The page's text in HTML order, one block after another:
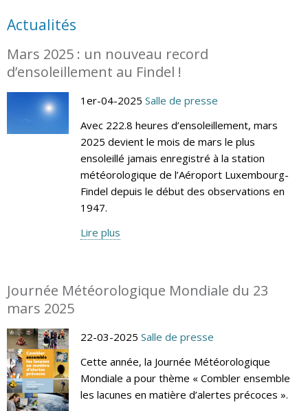
Actualités
Mars 2025 : un nouveau record
d’ensoleillement au Findel !
1er-04-2025 Salle de presse
Avec 222.8 heures d’ensoleillement, mars
2025 devient le mois de mars le plus
ensoleillé jamais enregistré à la station
météorologique de l’Aéroport Luxembourg-
Findel depuis le début des observations en
1947.
Lire plus
Journée Météorologique Mondiale du 23
mars 2025
22-03-2025 Salle de presse
Cette année, la Journée Météorologique
Mondiale a pour thème « Combler ensemble
les lacunes en matière d’alertes précoces ».